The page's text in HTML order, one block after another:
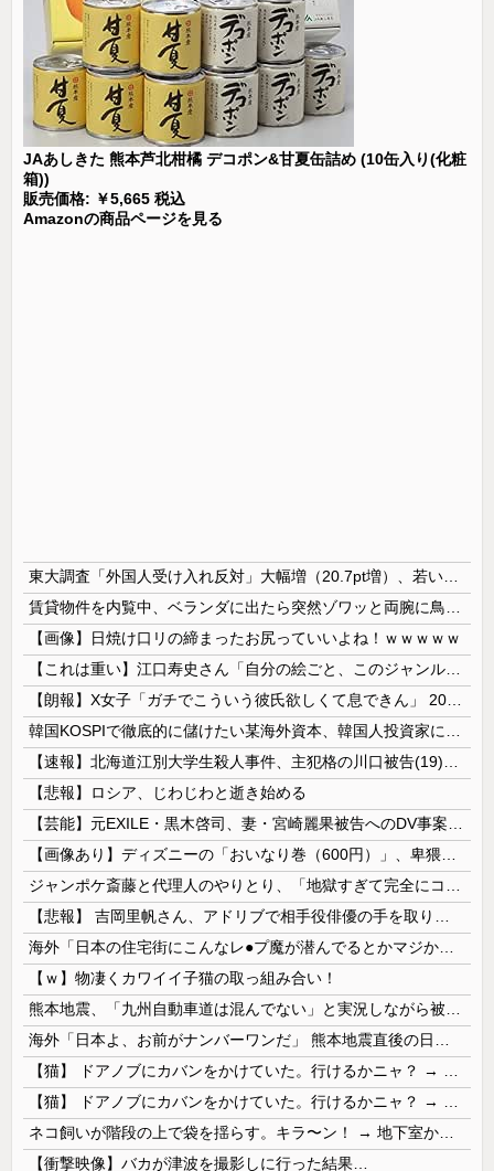
JAあしきた 熊本芦北柑橘 デコポン&甘夏缶詰め (10缶入り(化粧
箱))
販売価格: ￥5,665 税込
Amazonの商品ページを見る
【画像】日焼け口リの締まったお尻っていいよね！ｗｗｗｗｗ
【悲報】ロシア、じわじわと逝き始める
【ｗ】物凄くカワイイ子猫の取っ組み合い！
【衝撃映像】バカが津波を撮影しに行った結果…